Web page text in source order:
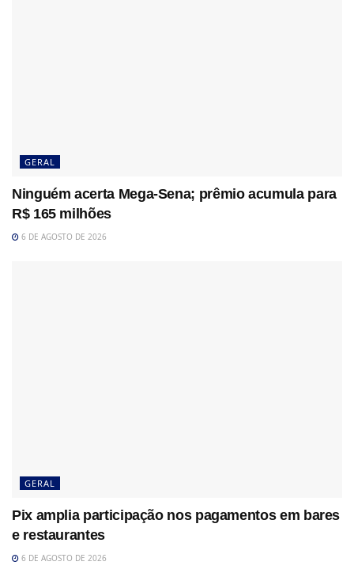
GERAL
Ninguém acerta Mega-Sena; prêmio acumula para
R$ 165 milhões
6 DE AGOSTO DE 2026
GERAL
Pix amplia participação nos pagamentos em bares
e restaurantes
6 DE AGOSTO DE 2026